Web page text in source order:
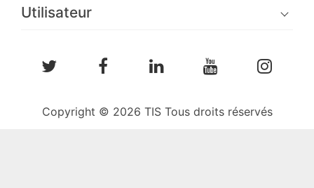
Utilisateur
Copyright © 2026 TIS Tous droits réservés